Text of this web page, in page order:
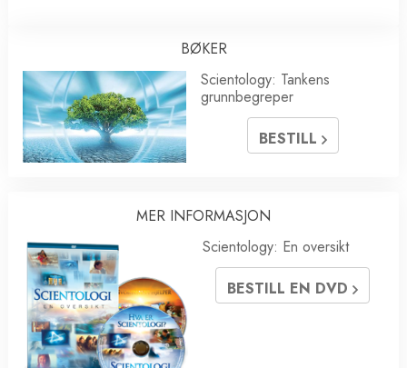
BØKER
Scientology: Tankens
grunnbegreper
BESTILL
MER INFORMASJON
Scientology: En oversikt
BESTILL EN DVD